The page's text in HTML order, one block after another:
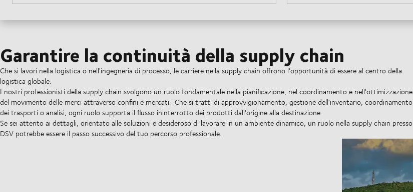
Garantire la continuità della supply chain
Che si lavori nella logistica o nell'ingegneria di processo, le carriere nella supply chain offrono l'opportunità di essere al centro della
logistica globale.
I nostri professionisti della supply chain svolgono un ruolo fondamentale nella pianificazione, nel coordinamento e nell'ottimizzazione
del movimento delle merci attraverso confini e mercati. Che si tratti di approvvigionamento, gestione dell'inventario, coordinamento
dei trasporti o analisi, ogni ruolo supporta il flusso ininterrotto dei prodotti dall'origine alla destinazione.
Se sei attento ai dettagli, orientato alle soluzioni e desideroso di lavorare in un ambiente dinamico, un ruolo nella supply chain presso
DSV potrebbe essere il passo successivo del tuo percorso professionale.